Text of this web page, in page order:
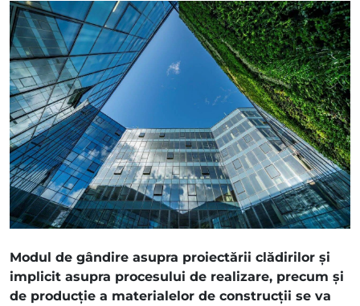
Modul de gândire asupra proiectării clădirilor și
implicit asupra procesului de realizare, precum și
de producție a materialelor de construcții se va